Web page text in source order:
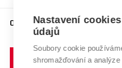
E-přihláška
Závěrečné práce
Doktorské studium
Studium bez bariér
Podpora podnikání
Mezinárodní vědecká rada
Systém zajišťování kvality výzkumu
Výzkumné infrastruktury
Firemní spolupráce
Zahraniční spolupráce
Spolupráce se školami
O UNIVERZITĚ
Profil univerzity
Udržitelná univerzita
Nastavení
údajů
Soubory cookie
shromažďování a